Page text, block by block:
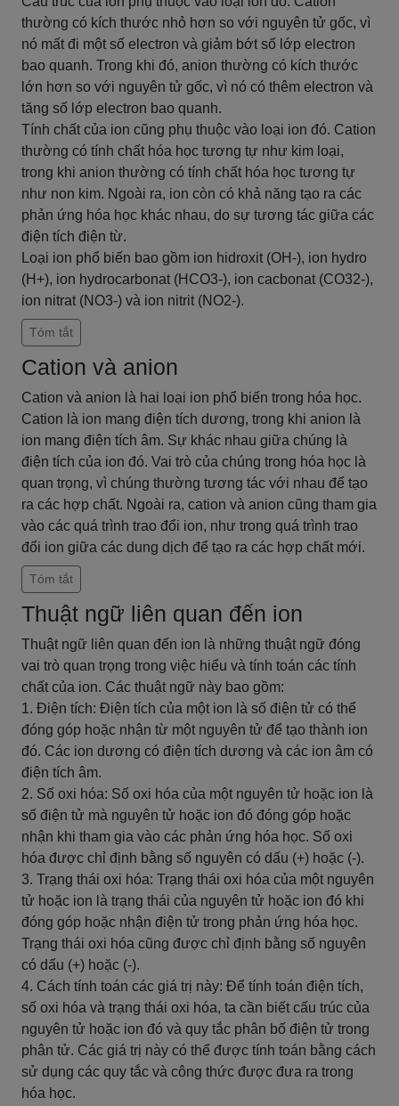
thường có kích thước nhỏ hơn so với nguyên tử gốc, vì
nó mất đi một số electron và giảm bớt số lớp electron
bao quanh. Trong khi đó, anion thường có kích thước
lớn hơn so với nguyên tử gốc, vì nó có thêm electron và
tăng số lớp electron bao quanh.
Tính chất của ion cũng phụ thuộc vào loại ion đó. Cation
thường có tính chất hóa học tương tự như kim loại,
trong khi anion thường có tính chất hóa học tương tự
như non kim. Ngoài ra, ion còn có khả năng tạo ra các
phản ứng hóa học khác nhau, do sự tương tác giữa các
điện tích điện từ.
Loại ion phổ biến bao gồm ion hidroxit (OH-), ion hydro
(H+), ion hydrocarbonat (HCO3-), ion cacbonat (CO32-),
ion nitrat (NO3-) và ion nitrit (NO2-).
Tóm tắt
Cation và anion
Cation và anion là hai loại ion phổ biến trong hóa học.
Cation là ion mang điện tích dương, trong khi anion là
ion mang điện tích âm. Sự khác nhau giữa chúng là
điện tích của ion đó. Vai trò của chúng trong hóa học là
quan trọng, vì chúng thường tương tác với nhau để tạo
ra các hợp chất. Ngoài ra, cation và anion cũng tham gia
vào các quá trình trao đổi ion, như trong quá trình trao
đổi ion giữa các dung dịch để tạo ra các hợp chất mới.
Tóm tắt
Thuật ngữ liên quan đến ion
Thuật ngữ liên quan đến ion là những thuật ngữ đóng
vai trò quan trọng trong việc hiểu và tính toán các tính
chất của ion. Các thuật ngữ này bao gồm:
1. Điện tích: Điện tích của một ion là số điện tử có thể
đóng góp hoặc nhận từ một nguyên tử để tạo thành ion
đó. Các ion dương có điện tích dương và các ion âm có
điện tích âm.
2. Số oxi hóa: Số oxi hóa của một nguyên tử hoặc ion là
số điện tử mà nguyên tử hoặc ion đó đóng góp hoặc
nhận khi tham gia vào các phản ứng hóa học. Số oxi
hóa được chỉ định bằng số nguyên có dấu (+) hoặc (-).
3. Trạng thái oxi hóa: Trạng thái oxi hóa của một nguyên
tử hoặc ion là trạng thái của nguyên tử hoặc ion đó khi
đóng góp hoặc nhận điện tử trong phản ứng hóa học.
Trạng thái oxi hóa cũng được chỉ định bằng số nguyên
có dấu (+) hoặc (-).
4. Cách tính toán các giá trị này: Để tính toán điện tích,
số oxi hóa và trạng thái oxi hóa, ta cần biết cấu trúc của
nguyên tử hoặc ion đó và quy tắc phân bố điện tử trong
phân tử. Các giá trị này có thể được tính toán bằng cách
sử dụng các quy tắc và công thức được đưa ra trong
hóa học.